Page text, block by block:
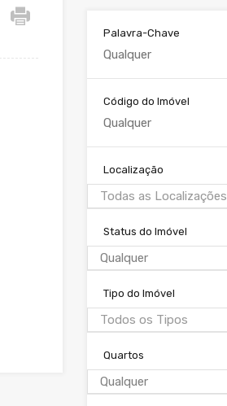
Palavra-Chave
Código do Imóvel
Localização
Todas as Localizações
Status do Imóvel
Qualquer
Tipo do Imóvel
Todos os Tipos
Quartos
Qualquer